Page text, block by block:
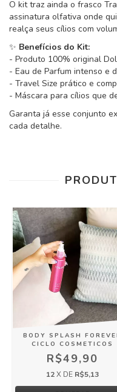
O kit traz ainda o frasco
assinatura olfativa onde
realça seus cílios com
✨ Benefícios do Kit:
- Produto 100% original
- Eau de Parfum intenso e
- Travel Size prático e
- Máscara para cílios que
Garanta já esse conjunto
cada detalhe.
BODY SPLASH
CICLO COSMETICOS
R$49,90
12X DE R$5,13